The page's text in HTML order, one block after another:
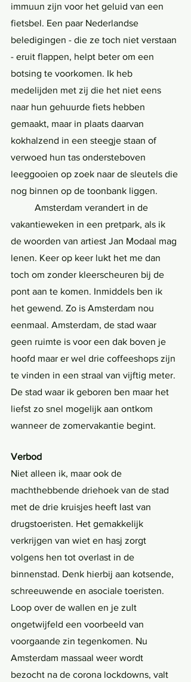
immuun zijn voor het geluid van een
fietsbel. Een paar Nederlandse
beledigingen - die ze toch niet verstaan
- eruit flappen, helpt beter om een
botsing te voorkomen. Ik heb
medelijden met zij die het niet eens
naar hun gehuurde fiets hebben
gemaakt, maar in plaats daarvan
kokhalzend in een steegje staan of
verwoed hun tas ondersteboven
leeggooien op zoek naar de sleutels die
nog binnen op de toonbank liggen.
vakantieweken in een pretpark, als ik
de woorden van artiest Jan Modaal mag
lenen. Keer op keer lukt het me dan
toch om zonder kleerscheuren bij de
pont aan te komen. Inmiddels ben ik
het gewend. Zo is Amsterdam nou
eenmaal. Amsterdam, de stad waar
geen ruimte is voor een dak boven je
hoofd maar er wel drie coffeeshops zijn
te vinden in een straal van vijftig meter.
De stad waar ik geboren ben maar het
liefst zo snel mogelijk aan ontkom
wanneer de zomervakantie begint.
Verbod
Niet alleen ik, maar ook de
machthebbende driehoek van de stad
met de drie kruisjes heeft last van
drugstoeristen. Het gemakkelijk
verkrijgen van wiet en hasj zorgt
volgens hen tot overlast in de
binnenstad. Denk hierbij aan kotsende,
schreeuwende en asociale toeristen.
Loop over de wallen en je zult
ongetwijfeld een voorbeeld van
voorgaande zin tegenkomen. Nu
Amsterdam massaal weer wordt
bezocht na de corona lockdowns, valt